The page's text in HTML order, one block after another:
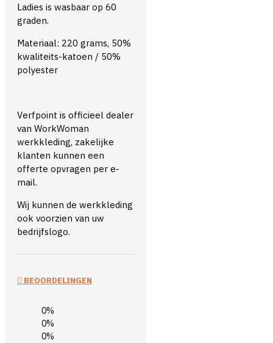
Ladies is wasbaar op 60
graden.
Materiaal: 220 grams, 50%
kwaliteits-katoen / 50%
polyester
Verfpoint is officieel dealer
van WorkWoman
werkkleding, zakelijke
klanten kunnen een
offerte opvragen per e-
mail.
Wij kunnen de werkkleding
ook voorzien van uw
bedrijfslogo.
BEOORDELINGEN
0%
0%
0%